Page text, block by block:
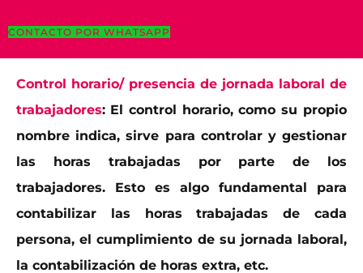
CONTACTO POR WHATSAPP
Control horario/ presencia de jornada laboral de
trabajadores: El control horario, como su propio
nombre indica, sirve para controlar y gestionar
las horas trabajadas por parte de los
trabajadores. Esto es algo fundamental para
contabilizar las horas trabajadas de cada
persona, el cumplimiento de su jornada laboral,
la contabilización de horas extra, etc.